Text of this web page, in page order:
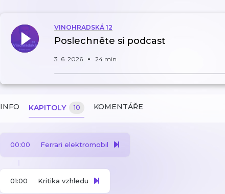
VINOHRADSKÁ 12
Poslechněte si podcast
3. 6. 2026 24 min
INFO KAPITOLY 10 KOMENTÁŘE
00:00 Ferrari elektromobil
01:00 Kritika vzhledu